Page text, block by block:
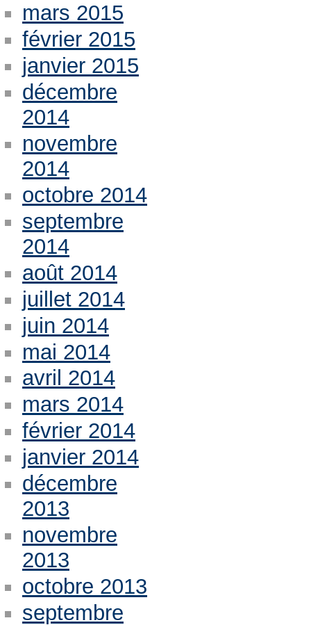
mars 2015
février 2015
janvier 2015
décembre
2014
novembre
2014
octobre 2014
septembre
2014
août 2014
juillet 2014
juin 2014
mai 2014
avril 2014
mars 2014
février 2014
janvier 2014
décembre
2013
novembre
2013
octobre 2013
septembre